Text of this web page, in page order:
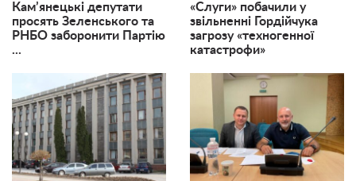
Кам’янецькі депутати
просять Зеленського та
РНБО заборонити Партію
...
«Слуги» побачили у
звільненні Гордійчука
загрозу «техногенної
катастрофи»